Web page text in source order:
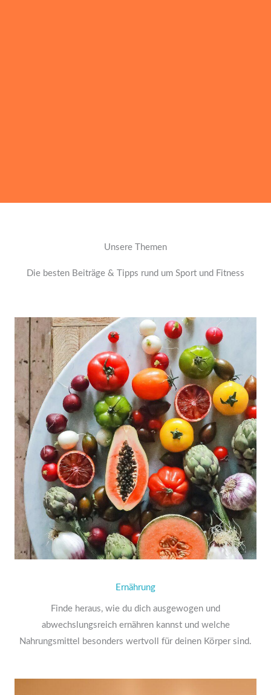
Unsere Themen
Die besten Beiträge & Tipps rund um Sport und Fitness
Ernährung
Finde heraus, wie du dich ausgewogen und
abwechslungsreich ernähren kannst und welche
Nahrungsmittel besonders wertvoll für deinen Körper sind.